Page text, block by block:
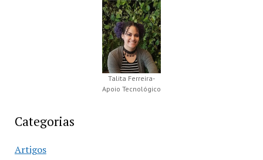
Talita Ferreira-
Apoio Tecnológico
Categorias
Artigos